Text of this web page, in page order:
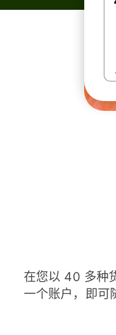
在您以 40 多种
一个账户，即可